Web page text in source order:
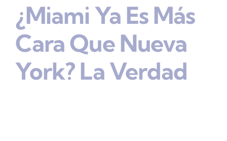
¿Miami Ya Es Más
Cara Que Nueva
York? La Verdad